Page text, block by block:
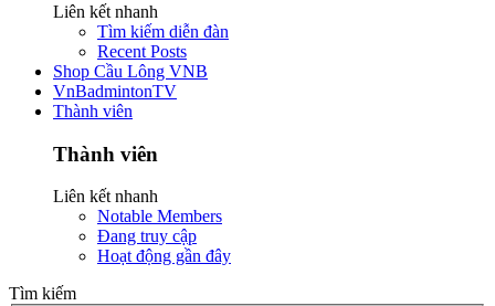
Liên kết nhanh
Tìm kiếm diễn đàn
Recent Posts
Shop Cầu Lông VNB
VnBadmintonTV
Thành viên
Thành viên
Liên kết nhanh
Notable Members
Đang truy cập
Hoạt động gần đây
Tìm kiếm